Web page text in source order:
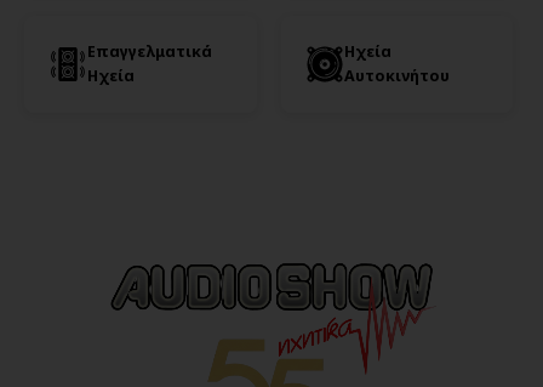
Επαγγελματικά
Ηχεία
Ηχεία
Αυτοκινήτου